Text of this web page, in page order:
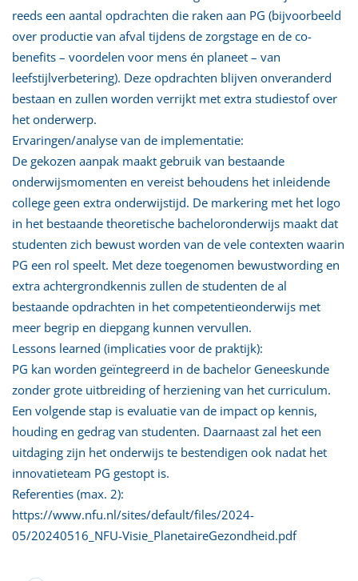
reeds een aantal opdrachten die raken aan PG (bijvoorbeeld
over productie van afval tijdens de zorgstage en de co-
benefits – voordelen voor mens én planeet – van
leefstijlverbetering). Deze opdrachten blijven onveranderd
bestaan en zullen worden verrijkt met extra studiestof over
het onderwerp.
Ervaringen/analyse van de implementatie:
De gekozen aanpak maakt gebruik van bestaande
onderwijsmomenten en vereist behoudens het inleidende
college geen extra onderwijstijd. De markering met het logo
in het bestaande theoretische bacheloronderwijs maakt dat
studenten zich bewust worden van de vele contexten waarin
PG een rol speelt. Met deze toegenomen bewustwording en
extra achtergrondkennis zullen de studenten de al
bestaande opdrachten in het competentieonderwijs met
meer begrip en diepgang kunnen vervullen.
Lessons learned (implicaties voor de praktijk):
PG kan worden geïntegreerd in de bachelor Geneeskunde
zonder grote uitbreiding of herziening van het curriculum.
Een volgende stap is evaluatie van de impact op kennis,
houding en gedrag van studenten. Daarnaast zal het een
uitdaging zijn het onderwijs te bestendigen ook nadat het
innovatieteam PG gestopt is.
Referenties (max. 2):
https://www.nfu.nl/sites/default/files/2024-
05/20240516_NFU-Visie_PlanetaireGezondheid.pdf